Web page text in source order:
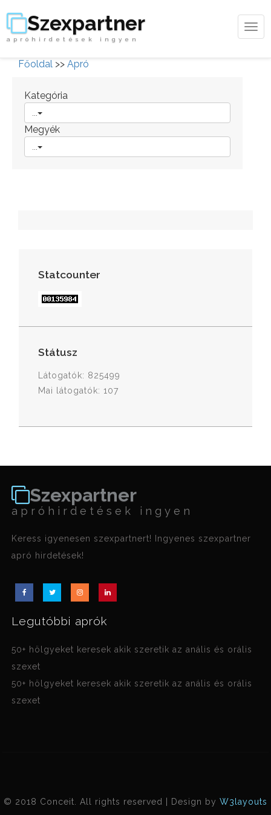
Szexpartner
apróhirdetések ingyen
Főoldal >> Apró
Kategória
Megyék
Statcounter
Státusz
Látogatók: 825499
Mai látogatók: 107
Szexpartner
apróhirdetések ingyen
Keress igyenesen szexpartnert! Ingyenes szexpartner
apró hirdetések!
Legutóbbi aprók
50+ hölgyeket keresek akik szeretik az anális és orális
szexet
50+ hölgyeket keresek akik szeretik az anális és orális
szexet
© 2018 Conceit. All rights reserved | Design by W3layouts